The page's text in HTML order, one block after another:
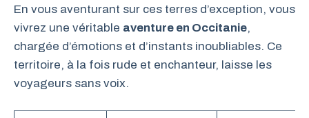
En vous aventurant sur ces terres d’exception, vous
vivrez une véritable aventure en Occitanie,
chargée d’émotions et d’instants inoubliables. Ce
territoire, à la fois rude et enchanteur, laisse les
voyageurs sans voix.